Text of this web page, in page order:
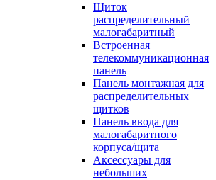
Щиток
распределительный
малогабаритный
Встроенная
телекоммуникационная
панель
Панель монтажная для
распределительных
щитков
Панель ввода для
малогабаритного
корпуса/щита
Аксессуары для
небольших